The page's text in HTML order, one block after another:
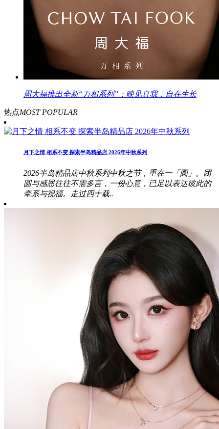
周大福推出全新“万相系列”：映见真我，自在生长
热点MOST POPULAR
月下之情 相系不变 探索半岛精品店 2026年中秋系列
2026半岛精品店中秋系列中秋之节，重在一「圆」。团
圆与感恩往往不需多言，一份心意，已足以表达彼此的
牵系与祝福。走过四十载..